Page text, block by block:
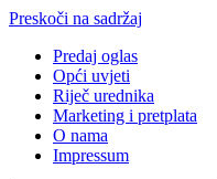
Preskoči na sadržaj
Predaj oglas
Opći uvjeti
Riječ urednika
Marketing i pretplata
O nama
Impressum